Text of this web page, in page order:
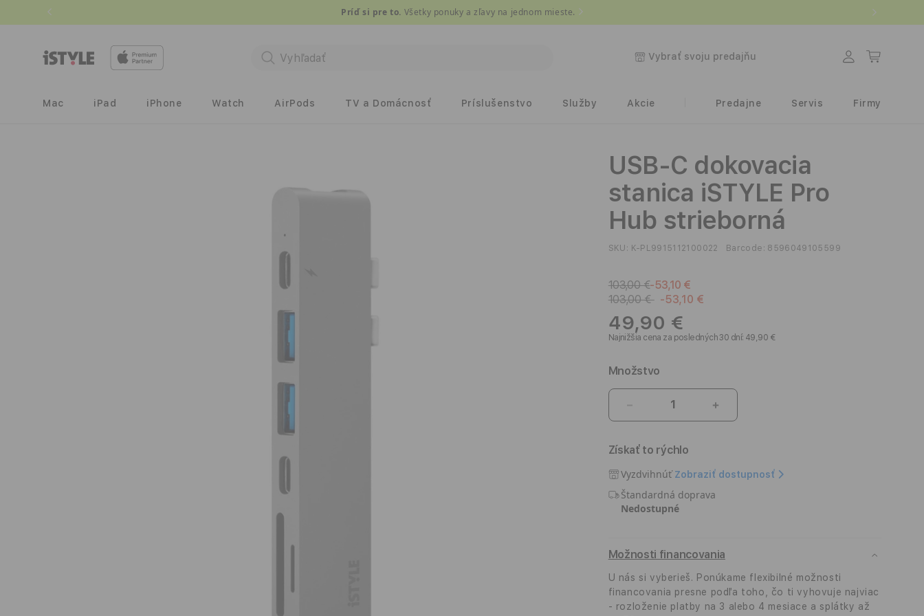
obsah
Príď si pre to. Všetky ponuky a zľavy na jednom mieste.
Vybrať svoju predajňu
Prihlásiť
Košík
Mac iPad iPhone Watch AirPods TV a Domácnosť Príslušenstvo Služby Akcie Predajne Servis Firmy
USB-C dokovacia
stanica iSTYLE Pro
Hub strieborná
SKU: K-PL9915112100022 Barcode: 8596049105599
103,00 €-53,10 €
103,00 € -53,10 €
49,90 €
Najnižšia cena za posledných 30 dní: 49,90 €
Množstvo
množstvo
USB-
C
dokovacia
stanica
iSTYLE
strieborná
Zvýšiť
množstvo
C
dokovacia
stanica
strieborná
Získať to rýchlo
Vyzdvihnúť Zobraziť dostupnosť
Štandardná doprava
Nedostupné
Možnosti financovania
U nás si vyberieš. Ponúkame flexibilné možnosti
financovania presne podľa toho, čo ti vyhovuje najviac
- rozloženie platby na 3 alebo 4 mesiace a splátky až